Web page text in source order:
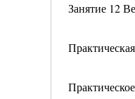
Занятие 12